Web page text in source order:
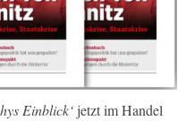
Einblick‘ jetzt im Handel